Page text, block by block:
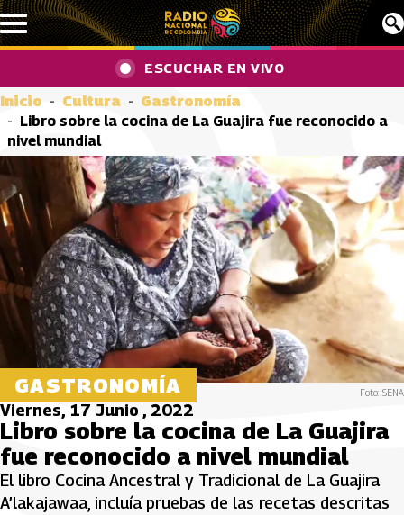
Pasar al contenido principal
ESCUCHAR EN VIVO
Inicio Cultura
Gastronomía
Libro sobre la cocina de La Guajira fue reconocido a
nivel mundial
GASTRONOMÍA Foto: SENA
Viernes, 17 Junio , 2022
Libro sobre la cocina de La Guajira
fue reconocido a nivel mundial
El libro Cocina Ancestral y Tradicional de La Guajira
A’lakajawaa, incluía pruebas de las recetas descritas